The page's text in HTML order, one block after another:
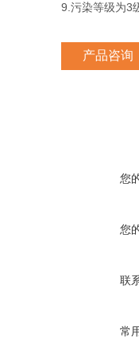
9.污染等级为3
产品咨询
您
您
联
常